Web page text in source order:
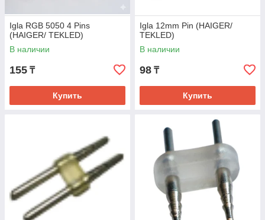
Igla RGB 5050 4 Pins
(HAIGER/ TEKLED)
В наличии
155 ₸
Купить
Igla 12mm Pin (HAIGER/
TEKLED)
В наличии
98 ₸
Купить